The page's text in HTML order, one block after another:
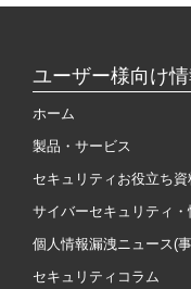
ユーザー様向け情
ホーム
製品・サービス
セキュリティお役立ち資
サイバーセキュリティ
個人情報漏洩ニュース(
セキュリティコラム